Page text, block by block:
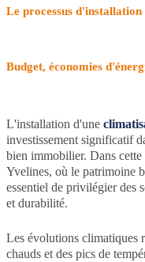
Le processus d'installation
Budget, économies
L'installation d'une
investissement significatif
bien immobilier. Dans
Yvelines, où le patrimoine
essentiel de privilégier des
et durabilité.
Les évolutions climatiques
chauds et des pics de